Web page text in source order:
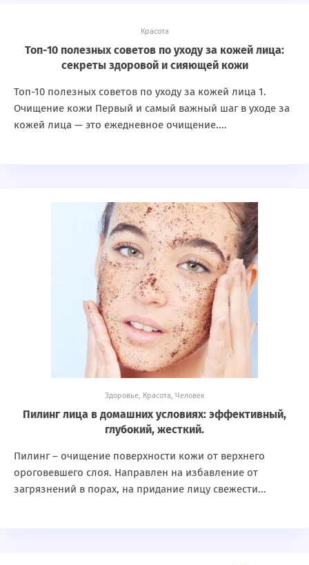
Красота
Топ-10 полезных советов по уходу за кожей лица:
секреты здоровой и сияющей кожи
Топ-10 полезных советов по уходу за кожей лица 1.
Очищение кожи Первый и самый важный шаг в уходе за
кожей лица — это ежедневное очищение....
Здоровье, Красота, Человек
Пилинг лица в домашних условиях: эффективный,
глубокий, жесткий.
Пилинг – очищение поверхности кожи от верхнего
ороговевшего слоя. Направлен на избавление от
загрязнений в порах, на придание лицу свежести...